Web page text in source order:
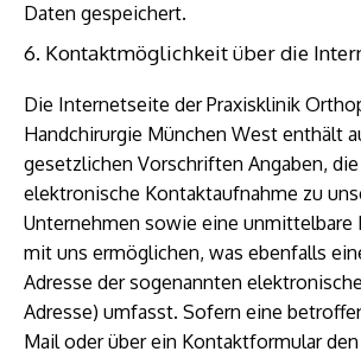
Daten gespeichert.
6. Kontaktmöglichkeit über die
Die Internetseite der Praxisklinik
Handchirurgie München West enthält
gesetzlichen Vorschriften Angaben,
elektronische Kontaktaufnahme zu
Unternehmen sowie eine unmittelbare
mit uns ermöglichen, was ebenfalls
Adresse der sogenannten
Adresse) umfasst. Sofern eine
Mail oder über ein Kontaktformular